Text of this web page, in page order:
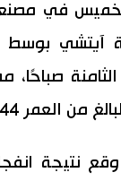
في مصنع
آيتشي بوسط
44 عامًا لإصابة طفيفة في أذنه اليمنى.
وقع نتيجة